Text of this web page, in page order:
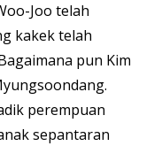
Joo telah
kakek telah
pun Kim
perempuan
sepantaran